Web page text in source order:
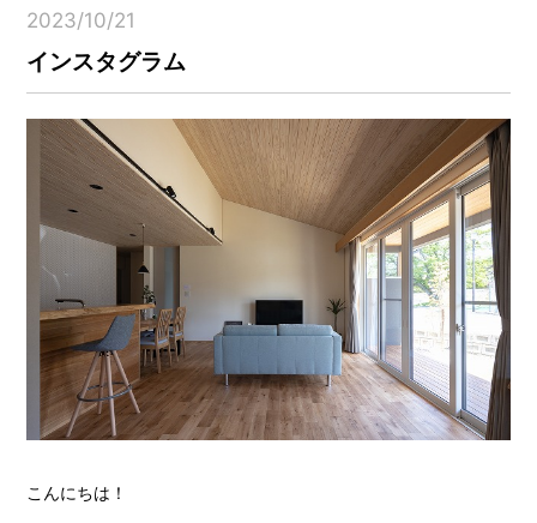
2023/10/21
インスタグラム
こんにちは！